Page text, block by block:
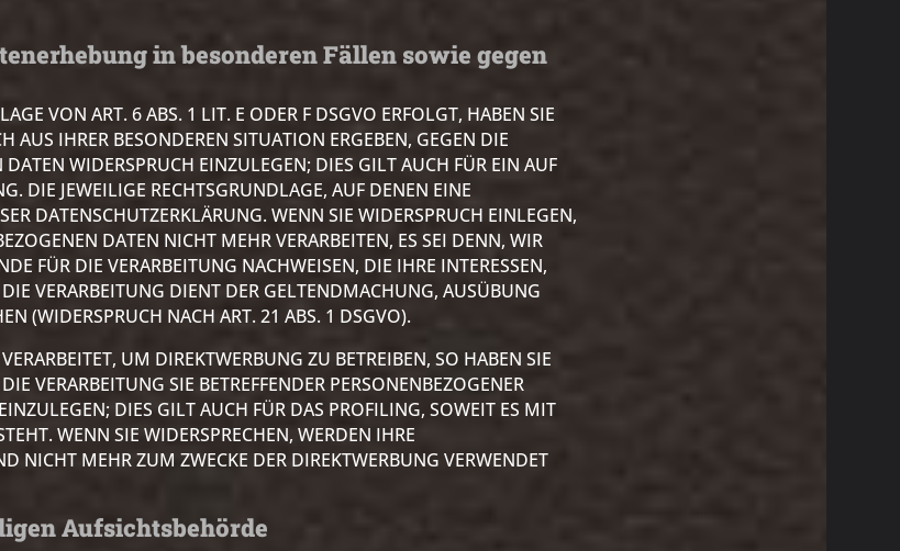
in besonderen Fällen sowie gegen
VON ART. 6 ABS. 1 LIT. E ODER F DSGVO ERFOLGT, HABEN SIE
AUS IHRER BESONDEREN SITUATION ERGEBEN, GEGEN DIE
WIDERSPRUCH EINZULEGEN; DIES GILT AUCH FÜR EIN AUF
DIE JEWEILIGE RECHTSGRUNDLAGE, AUF DENEN EINE
DATENSCHUTZERKLÄRUNG. WENN SIE WIDERSPRUCH EINLEGEN,
DATEN NICHT MEHR VERARBEITEN, ES SEI DENN, WIR
FÜR DIE VERARBEITUNG NACHWEISEN, DIE IHRE INTERESSEN,
VERARBEITUNG DIENT DER GELTENDMACHUNG, AUSÜBUNG
(WIDERSPRUCH NACH ART. 21 ABS. 1 DSGVO).
UM DIREKTWERBUNG ZU BETREIBEN, SO HABEN SIE
VERARBEITUNG SIE BETREFFENDER PERSONENBEZOGENER
DIES GILT AUCH FÜR DAS PROFILING, SOWEIT ES MIT
WENN SIE WIDERSPRECHEN, WERDEN IHRE
NICHT MEHR ZUM ZWECKE DER DIREKTWERBUNG VERWENDET
Aufsichts­behörde